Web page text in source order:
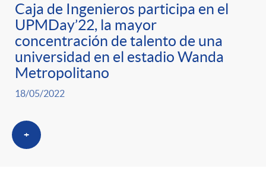
Caja de Ingenieros participa en el
UPMDay’22, la mayor
concentración de talento de una
universidad en el estadio Wanda
Metropolitano
18/05/2022
+